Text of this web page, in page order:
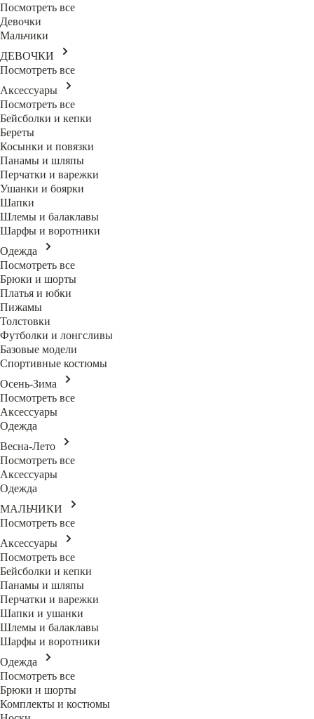
Посмотреть все
Девочки
Мальчики
ДЕВОЧКИ
Посмотреть все
Аксессуары
Посмотреть все
Бейсболки и кепки
Береты
Косынки и повязки
Панамы и шляпы
Перчатки и варежки
Ушанки и боярки
Шапки
Шлемы и балаклавы
Шарфы и воротники
Одежда
Посмотреть все
Брюки и шорты
Платья и юбки
Пижамы
Толстовки
Футболки и лонгсливы
Базовые модели
Спортивные костюмы
Осень-Зима
Посмотреть все
Аксессуары
Одежда
Весна-Лето
Посмотреть все
Аксессуары
Одежда
МАЛЬЧИКИ
Посмотреть все
Аксессуары
Посмотреть все
Бейсболки и кепки
Панамы и шляпы
Перчатки и варежки
Шапки и ушанки
Шлемы и балаклавы
Шарфы и воротники
Одежда
Посмотреть все
Брюки и шорты
Комплекты и костюмы